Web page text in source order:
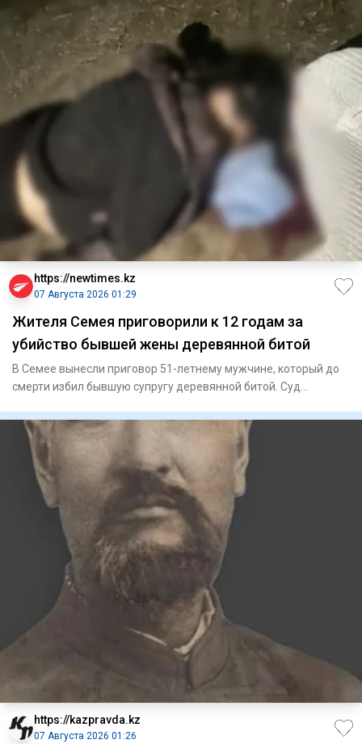
https://newtimes.kz
07 Августа 2026 01:29
Жителя Семея приговорили к 12 годам за
убийство бывшей жены деревянной битой
В Семее вынесли приговор 51-летнему мужчине, который до
смерти избил бывшую супругу деревянной битой. Суд
https://kazpravda.kz
07 Августа 2026 01:26